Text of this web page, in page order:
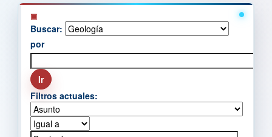
Buscar:
por
Filtros actuales: